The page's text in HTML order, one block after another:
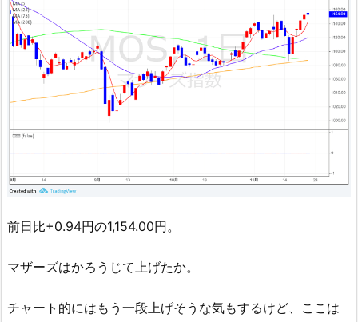
前日比+0.94円の1,154.00円。
マザーズはかろうじて上げたか。
チャート的にはもう一段上げそうな気もするけど、ここは